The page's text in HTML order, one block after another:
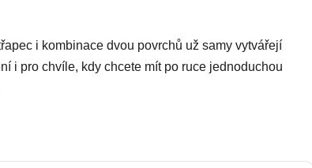
i kombinace dvou povrchů už samy vytvářejí
i pro chvíle, kdy chcete mít po ruce jednoduchou